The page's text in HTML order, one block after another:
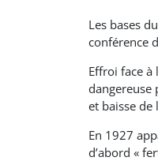
Les bases
conférence
Effroi face à
dangereuse
et baisse de
En 1927
d’abord «